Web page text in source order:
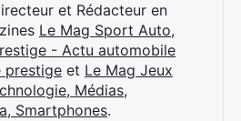
et Rédacteur en
Le Mag Sport Auto,
- Actu automobile
prestige et Le Mag Jeux
Médias,
Smartphones.